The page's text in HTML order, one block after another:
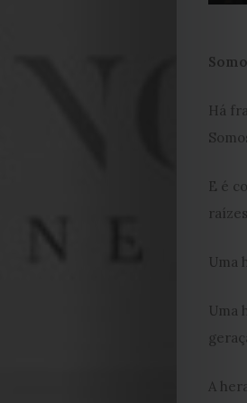
Há
E é
Uma
Uma
A